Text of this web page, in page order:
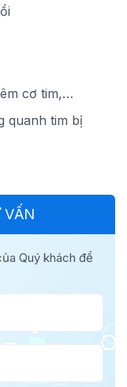
cơ tim,…
quanh tim bị
VẤN
Quý khách để